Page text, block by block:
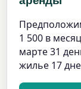
1 500 в
марте 31
жилье 17